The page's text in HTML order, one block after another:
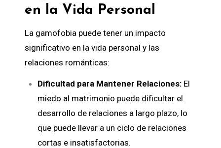
en la Vida Personal
La gamofobia puede tener un impacto
significativo en la vida personal y las
relaciones románticas:
Dificultad para Mantener Relaciones: El
miedo al matrimonio puede dificultar el
desarrollo de relaciones a largo plazo, lo
que puede llevar a un ciclo de relaciones
cortas e insatisfactorias.